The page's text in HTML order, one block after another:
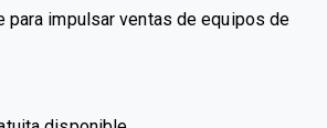
para impulsar ventas de equipos de